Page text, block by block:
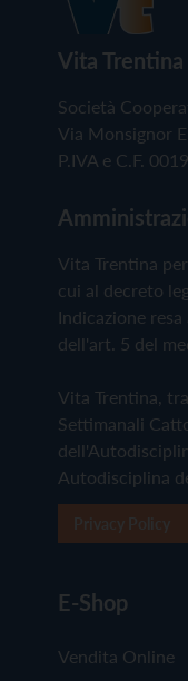
Vita
Società
Via Monsignor
P.IVA e C.F.
Vita Trentina
cui al decreto
Indicazione
dell'art. 5 del
Vita Trentina,
Settimanali
Autodisciplina
E-Shop
Vendita Online